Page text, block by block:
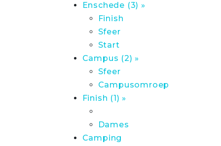
Enschede (3) »
Finish
Sfeer
Start
Campus (2) »
Sfeer
Campusomroep
Finish (1) »
Dames
Camping